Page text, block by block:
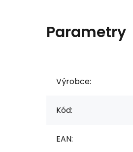
Parametry
Výrobce:
Kód:
EAN: